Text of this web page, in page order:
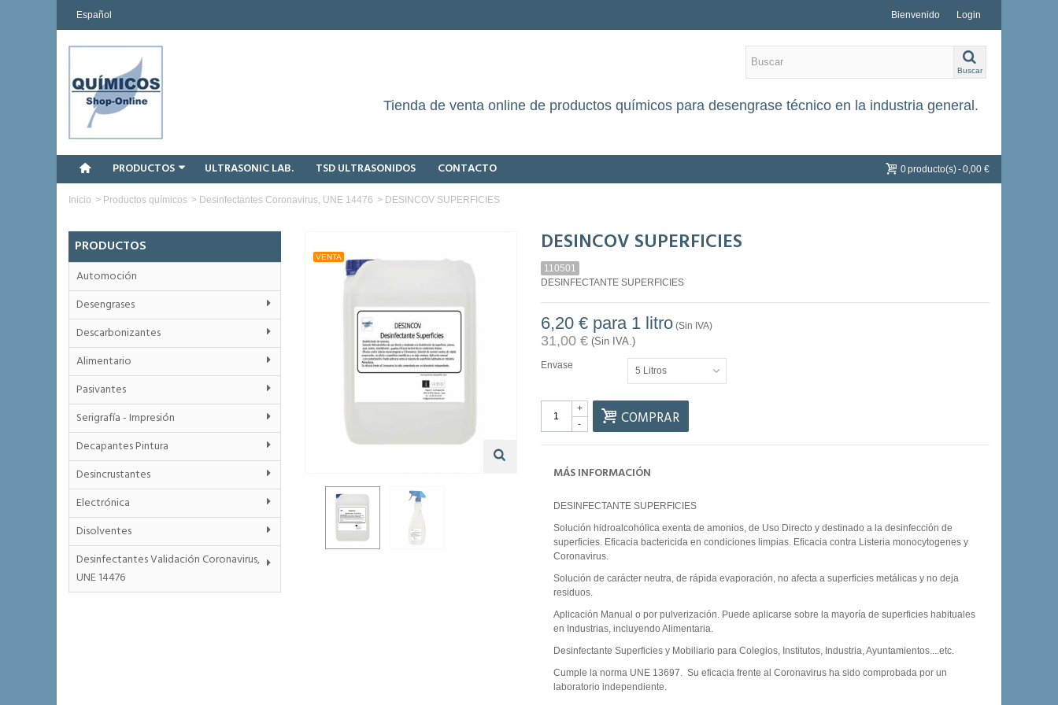
Español Bienvenido Login
Buscar
Tienda de venta online de productos químicos para desengrase técnico en la industria general.
0producto(s)-0,00 €
PRODUCTOS ULTRASONIC LAB. TSD ULTRASONIDOS CONTACTO
Inicio > Productos químicos > Desinfectantes Coronavirus, UNE 14476 > DESINCOV SUPERFICIES
PRODUCTOS
Automoción
Desengrases
Descarbonizantes
Alimentario
Pasivantes
Serigrafía - Impresión
Decapantes Pintura
Desincrustantes
Electrónica
Disolventes
Desinfectantes Validación Coronavirus,
UNE 14476
VENTA DESINCOV SUPERFICIES
110501
DESINFECTANTE SUPERFICIES
6,20 €para 1 litro(Sin IVA)
31,00 € (Sin IVA.)
Envase 5 Litros
-
+ COMPRAR
MÁS INFORMACIÓN
DESINFECTANTE SUPERFICIES
Solución hidroalcohólica exenta de amonios, de Uso Directo y destinado a la desinfección de
superficies. Eficacia bactericida en condiciones limpias. Eficacia contra Listeria monocytogenes y
Coronavirus.
Solución de carácter neutra, de rápida evaporación, no afecta a superficies metálicas y no deja
residuos.
Aplicación Manual o por pulverización. Puede aplicarse sobre la mayoría de superficies habituales
en Industrias, incluyendo Alimentaria.
Desinfectante Superficies y Mobiliario para Colegios, Institutos, Industria, Ayuntamientos....etc.
Cumple la norma UNE 13697. Su eficacia frente al Coronavirus ha sido comprobada por un
laboratorio independiente.